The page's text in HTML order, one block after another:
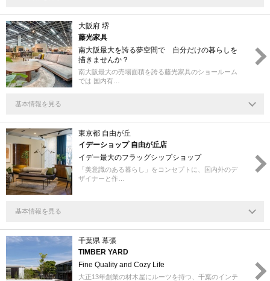
大阪府 堺
藤光家具
南大阪最大を誇る夢空間で 自分だけの暮らしを
描きませんか？
南大阪最大の売場面積を誇る藤光家具のショールーム
では 国内有…
基本情報を見る
東京都 自由が丘
イデーショップ 自由が丘店
イデー最大のフラッグシップショップ
「美意識のある暮らし」をコンセプトに、国内外のデ
ザイナーと作…
基本情報を見る
千葉県 幕張
TIMBER YARD
Fine Quality and Cozy Life
大正13年創業の材木屋にルーツを持つ、千葉のインテ